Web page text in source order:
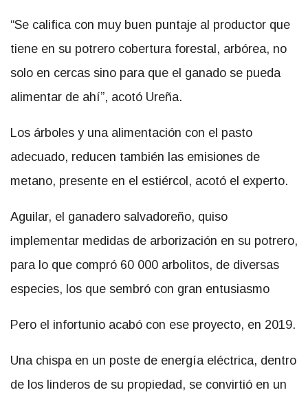
“Se califica con muy buen puntaje al productor que
tiene en su potrero cobertura forestal, arbórea, no
solo en cercas sino para que el ganado se pueda
alimentar de ahí”, acotó Ureña.
Los árboles y una alimentación con el pasto
adecuado, reducen también las emisiones de
metano, presente en el estiércol, acotó el experto.
Aguilar, el ganadero salvadoreño, quiso
implementar medidas de arborización en su potrero,
para lo que compró 60 000 arbolitos, de diversas
especies, los que sembró con gran entusiasmo
Pero el infortunio acabó con ese proyecto, en 2019.
Una chispa en un poste de energía eléctrica, dentro
de los linderos de su propiedad, se convirtió en un